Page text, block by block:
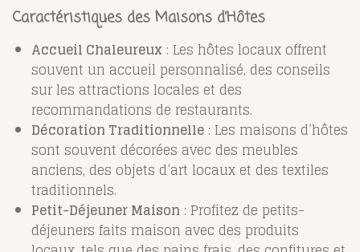
Caractéristiques des Maisons d’Hôtes
Accueil Chaleureux : Les hôtes locaux offrent
souvent un accueil personnalisé, des conseils
sur les attractions locales et des
recommandations de restaurants.
Décoration Traditionnelle : Les maisons d’hôtes
sont souvent décorées avec des meubles
anciens, des objets d’art locaux et des textiles
traditionnels.
Petit-Déjeuner Maison : Profitez de petits-
déjeuners faits maison avec des produits